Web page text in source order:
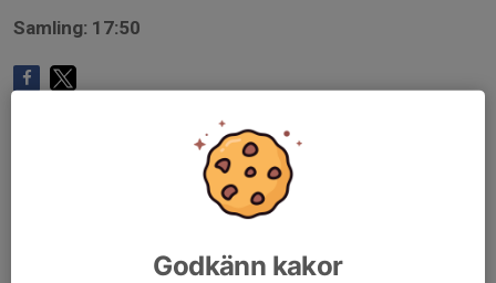
Samling: 17:50
Godkänn kakor